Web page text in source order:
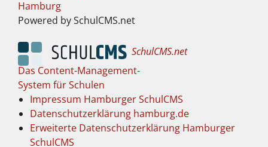
Hamburg
Powered by SchulCMS.net
SchulCMS.net
Das Content-Management-
System für Schulen
Impressum Hamburger SchulCMS
Datenschutzerklärung hamburg.de
Erweiterte Datenschutzerklärung Hamburger
SchulCMS